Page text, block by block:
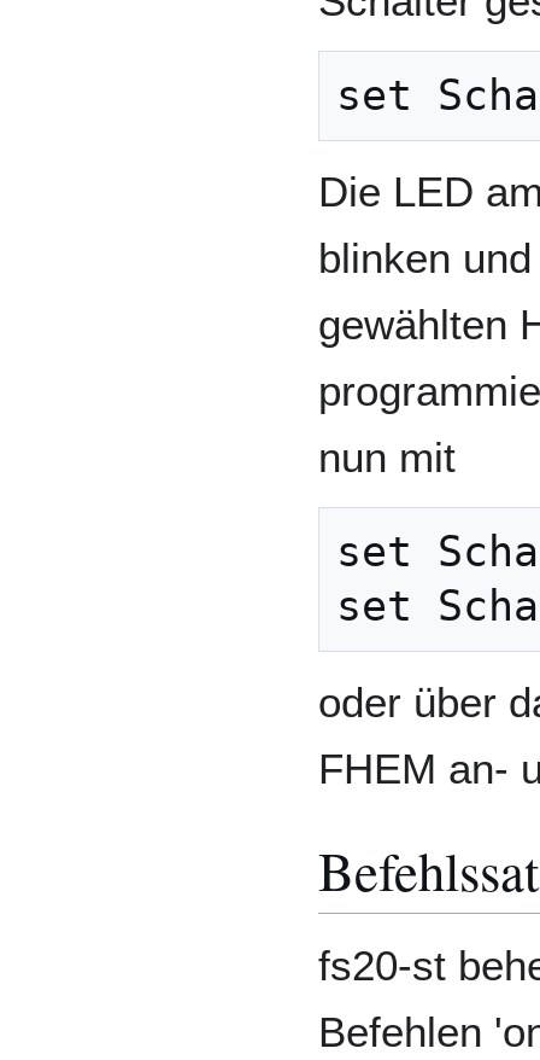
Die LED
blinken
gewählten
nun mit
set
oder über
FHEM an-
fs20-st
Befehlen